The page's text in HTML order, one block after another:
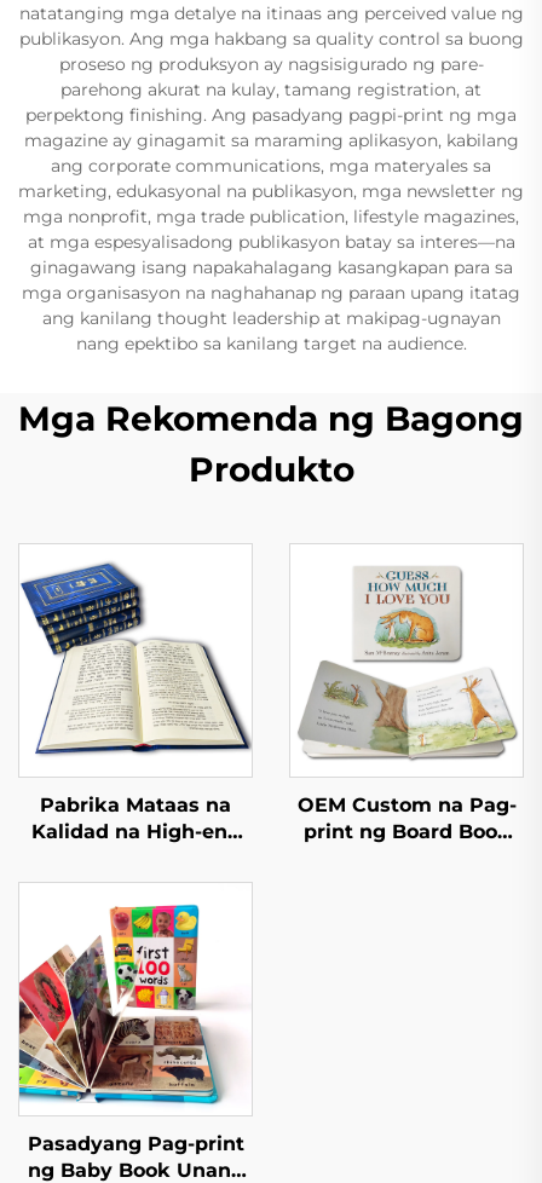
natatanging mga detalye na itinaas ang perceived value ng
publikasyon. Ang mga hakbang sa quality control sa buong
proseso ng produksyon ay nagsisigurado ng pare-
parehong akurat na kulay, tamang registration, at
perpektong finishing. Ang pasadyang pagpi-print ng mga
magazine ay ginagamit sa maraming aplikasyon, kabilang
ang corporate communications, mga materyales sa
marketing, edukasyonal na publikasyon, mga newsletter ng
mga nonprofit, mga trade publication, lifestyle magazines,
at mga espesyalisadong publikasyon batay sa interes—na
ginagawang isang napakahalagang kasangkapan para sa
mga organisasyon na naghahanap ng paraan upang itatag
ang kanilang thought leadership at makipag-ugnayan
nang epektibo sa kanilang target na audience.
Mga Rekomenda ng Bagong
Produkto
Pabrika Mataas na
Kalidad na High-end
na Libro na may
Buong Gold Foil
Stamping at
Embossing Hardcover
na Pag-print ng Libro
OEM Custom na Pag-
print ng Board Book
Pasadyang Pag-print
ng Baby Book Unang